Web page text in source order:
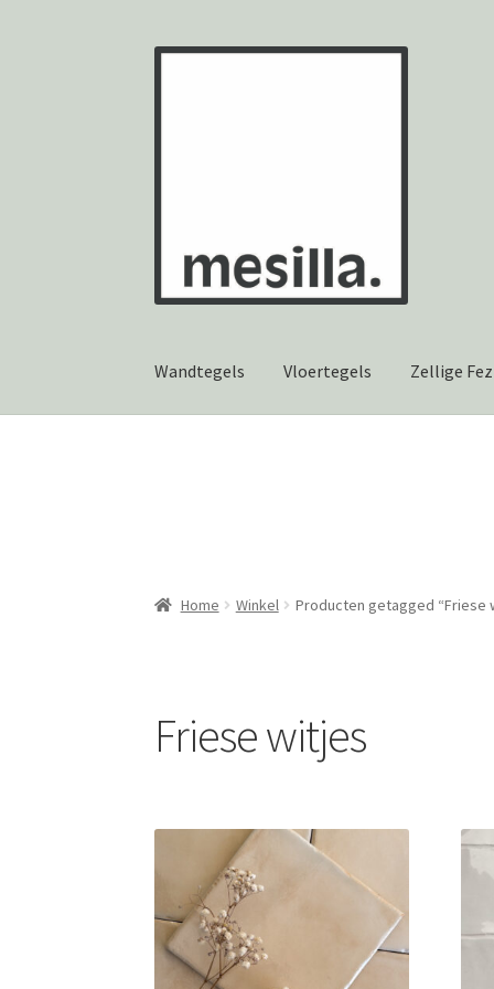
Ga
Ga
Wandtegels Vloertegels Zellige Fez
Home Winkel Producten getagged “Friese
Friese witjes